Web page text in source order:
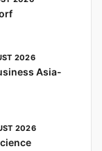
2026
Asia-
2026